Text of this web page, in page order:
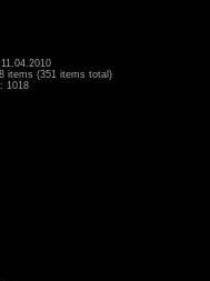
items (351 items total)
1018